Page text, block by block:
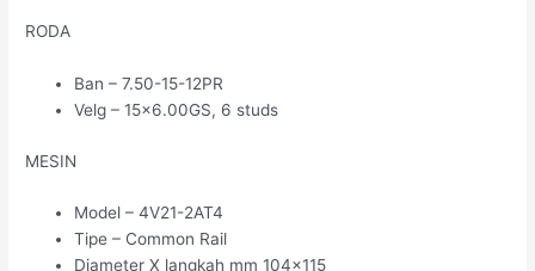
RODA
Ban – 7.50-15-12PR
Velg – 15×6.00GS, 6 studs
MESIN
Model – 4V21-2AT4
Tipe – Common Rail
Diameter X langkah mm 104×115